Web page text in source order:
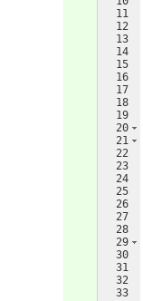
11
12
13
14
15
16
17
18
19
20
21
22
23
24
25
26
27
28
29
30
31
32
33